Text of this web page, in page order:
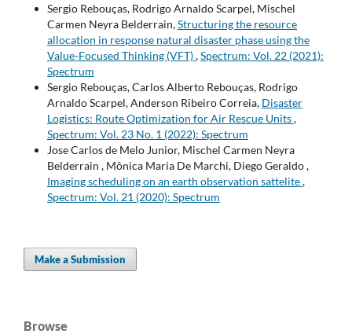
Sergio Rebouças, Rodrigo Arnaldo Scarpel, Mischel
Carmen Neyra Belderrain,Structuring the resource
allocation in response natural disaster phase using the
Value-Focused Thinking (VFT),Spectrum: Vol. 22 (2021):
Spectrum
Sergio Rebouças, Carlos Alberto Rebouças, Rodrigo
Arnaldo Scarpel, Anderson Ribeiro Correia, Disaster
Logistics: Route Optimization for Air Rescue Units,
Spectrum: Vol. 23 No. 1 (2022): Spectrum
Jose Carlos de Melo Junior, Mischel Carmen Neyra
Belderrain , Mônica Maria De Marchi, Diego Geraldo ,
Imaging scheduling on an earth observation sattelite,
Spectrum: Vol. 21 (2020): Spectrum
Make a Submission
Browse